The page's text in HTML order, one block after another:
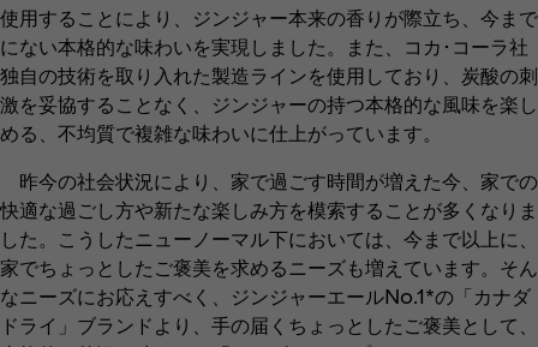
使用することにより、ジンジャー本来の香りが際立ち、今まで
にない本格的な味わいを実現しました。また、コカ･コーラ社
独自の技術を取り入れた製造ラインを使用しており、炭酸の刺
激を妥協することなく、ジンジャーの持つ本格的な風味を楽し
める、不均質で複雑な味わいに仕上がっています。
昨今の社会状況により、家で過ごす時間が増えた今、家での
快適な過ごし方や新たな楽しみ方を模索することが多くなりま
した。こうしたニューノーマル下においては、今まで以上に、
家でちょっとしたご褒美を求めるニーズも増えています。そん
なニーズにお応えすべく、ジンジャーエールNo.1*の「カナダ
ドライ」ブランドより、手の届くちょっとしたご褒美として、